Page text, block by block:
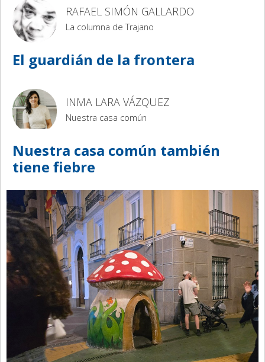
RAFAEL SIMÓN GALLARDO
La columna de Trajano
El guardián de la frontera
INMA LARA VÁZQUEZ
Nuestra casa común
Nuestra casa común también
tiene fiebre